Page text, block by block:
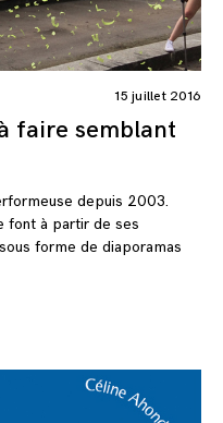
15 juillet 2016
faire semblant
depuis 2003.
font à partir de ses
forme de diaporamas